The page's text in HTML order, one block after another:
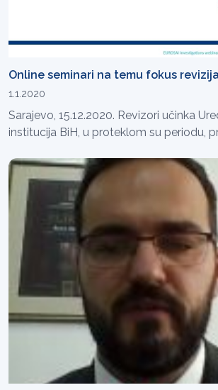
Online seminari na temu fokus
1.1.2020
Sarajevo, 15.12.2020. Revizori učinka
institucija BiH, u proteklom su periodu,